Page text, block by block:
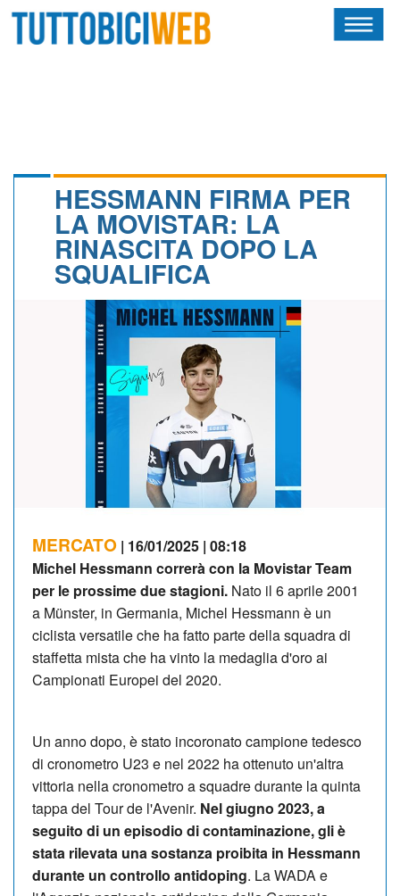
CALENDARIO
HESSMANN FIRMA PER
LA MOVISTAR: LA
RINASCITA DOPO LA
SQUALIFICA
MERCATO | 16/01/2025 | 08:18
Michel Hessmann correrà con la Movistar Team
per le prossime due stagioni. Nato il 6 aprile 2001
a Münster, in Germania, Michel Hessmann è un
ciclista versatile che ha fatto parte della squadra di
staffetta mista che ha vinto la medaglia d'oro ai
Campionati Europei del 2020.
Un anno dopo, è stato incoronato campione tedesco
di cronometro U23 e nel 2022 ha ottenuto un'altra
vittoria nella cronometro a squadre durante la quinta
tappa del Tour de l'Avenir. Nel giugno 2023, a
seguito di un episodio di contaminazione, gli è
stata rilevata una sostanza proibita in Hessmann
durante un controllo antidoping. La WADA e